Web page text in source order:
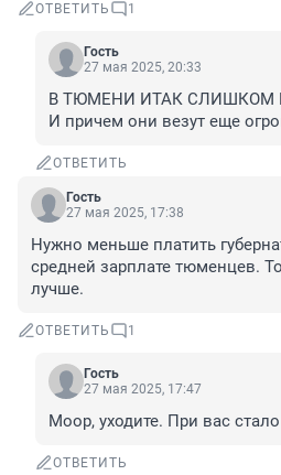
ОТВЕТИТЬ 1
Гость
27 мая 2025, 20:33
В ТЮМЕНИ ИТАК СЛИШКОМ
И причем они везут еще
ОТВЕТИТЬ
Гость
27 мая 2025, 17:38
Нужно меньше платить
средней зарплате тюменцев.
лучше.
ОТВЕТИТЬ 1
Гость
27 мая 2025, 17:47
Моор, уходите. При вас
ОТВЕТИТЬ